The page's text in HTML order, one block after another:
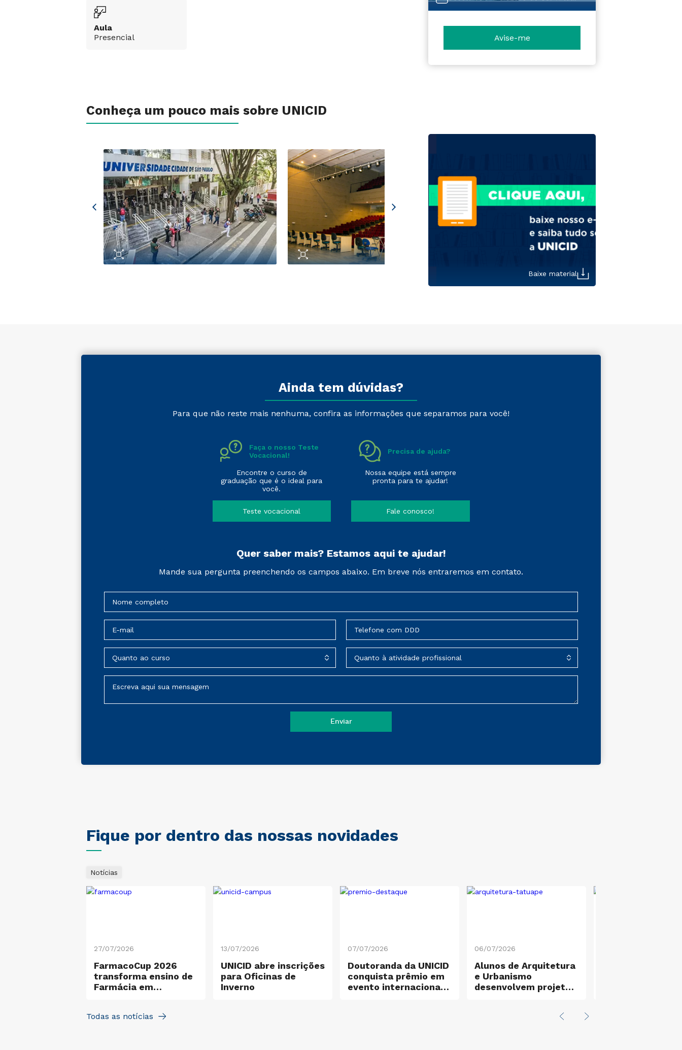
Aula
Presencial
Avise-me
Conheça um pouco mais sobre UNICID
Baixe material
Ainda tem dúvidas?
Para que não reste mais nenhuma, confira as informações que separamos para você!
Faça o nosso Teste
Vocacional!
Encontre o curso de
graduação que é o ideal para
você.
Teste vocacional
Precisa de ajuda?
Nossa equipe está sempre
pronta para te ajudar!
Fale conosco!
Quer saber mais? Estamos aqui te ajudar!
Mande sua pergunta preenchendo os campos abaixo. Em breve nós entraremos em contato.
Fique por dentro das nossas novidades
Notícias
27/07/2026
FarmacoCup 2026
transforma ensino de
Farmácia em
na UNICID
13/07/2026
UNICID abre inscrições
para Oficinas de
Inverno
07/07/2026
Doutoranda da UNICID
conquista prêmio em
evento internacional
06/07/2026
Alunos de Arquitetura
e Urbanismo
desenvolvem projetos
Todas as notícias